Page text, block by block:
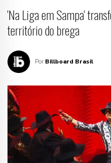
'Na Liga em Sampa'
território do brega
Por Billboard Brasil